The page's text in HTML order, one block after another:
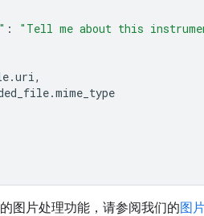
:
"Tell me about this
.uri,
.mime_type
图片处理功能，请参阅我们的图